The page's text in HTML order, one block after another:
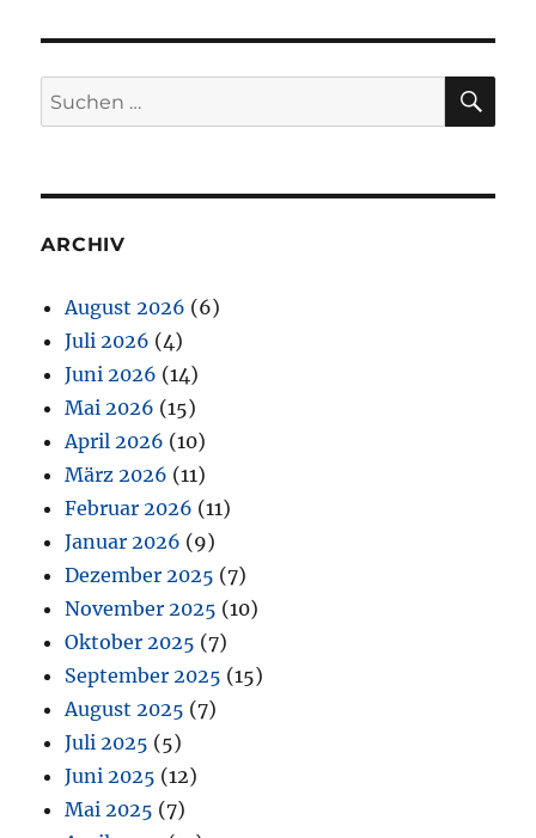
Suchen
nach:
ARCHIV
August 2026 (6)
Juli 2026 (4)
Juni 2026 (14)
Mai 2026 (15)
April 2026 (10)
März 2026 (11)
Februar 2026 (11)
Januar 2026 (9)
Dezember 2025 (7)
November 2025 (10)
Oktober 2025 (7)
September 2025 (15)
August 2025 (7)
Juli 2025 (5)
Juni 2025 (12)
Mai 2025 (7)